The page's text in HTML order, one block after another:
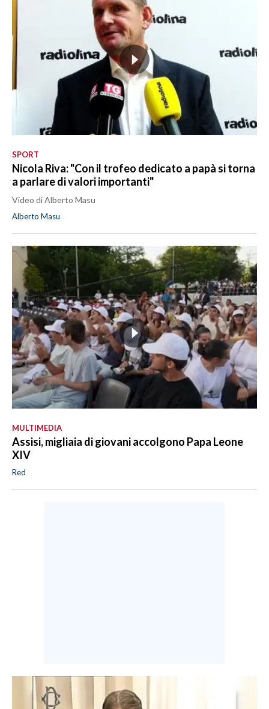
SPORT
Nicola Riva: "Con il trofeo dedicato a papà si torna
a parlare di valori importanti"
Video di Alberto Masu
Alberto Masu
MULTIMEDIA
Assisi, migliaia di giovani accolgono Papa Leone
XIV
Red